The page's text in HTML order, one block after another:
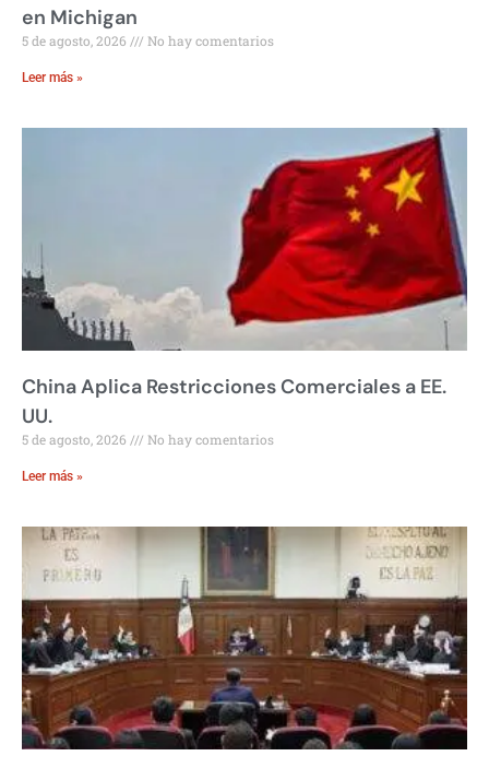
en Michigan
5 de agosto, 2026 No hay comentarios
Leer más »
China Aplica Restricciones Comerciales a EE.
UU.
5 de agosto, 2026 No hay comentarios
Leer más »